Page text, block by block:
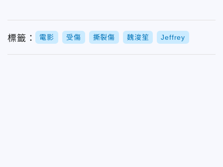
標籤： 電影 受傷 撕裂傷 魏浚笙 Jeffrey